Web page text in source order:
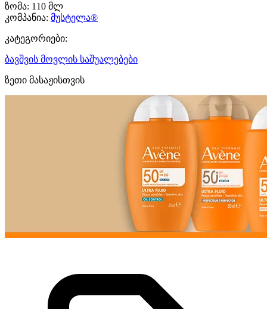
ზომა: 110 მლ
კომპანია: მუსტელა®
კატეგორიები:
ბავშვის მოვლის საშუალებები
ზეთი მასაჟისთვის